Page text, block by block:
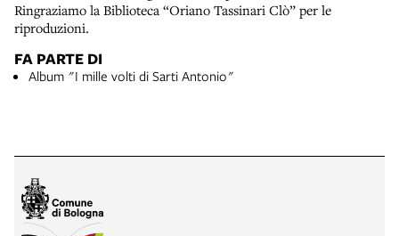
Ringraziamo la Biblioteca “Oriano Tassinari Clò” per le
riproduzioni.
FA PARTE DI
Album "I mille volti di Sarti Antonio"